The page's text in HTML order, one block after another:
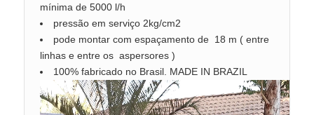
mínima de 5000 l/h
pressão em serviço 2kg/cm2
pode montar com espaçamento de 18 m ( entre
linhas e entre os aspersores )
100% fabricado no Brasil. MADE IN BRAZIL